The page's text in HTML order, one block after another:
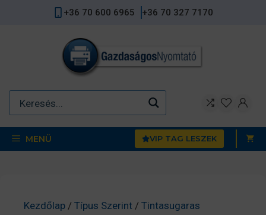
+36 70 600 6965 +36 70 327 7170
MENÜ VIP TAG LESZEK
Kezdőlap / Típus Szerint / Tintasugaras